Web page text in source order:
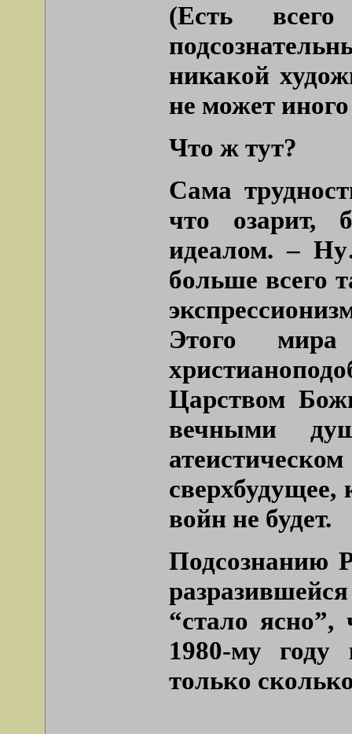
(Есть
никакой
не может
Что ж тут?
Сама
что озарит,
идеалом. –
больше всего
Этого
Царством
вечными
войн не будет.
Подсознанию
“стало
1980-му году
только